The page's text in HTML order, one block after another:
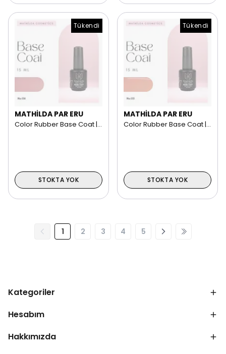
Tükendi
MATHİLDA PAR ERU
Color Rubber Base Coat | 15 ml NO: 06
STOKTA YOK
Tükendi
MATHİLDA PAR ERU
Color Rubber Base Coat | 15 ml NO: 05
STOKTA YOK
1 2 3 4 5
Kategoriler
Hesabım
Hakkımızda